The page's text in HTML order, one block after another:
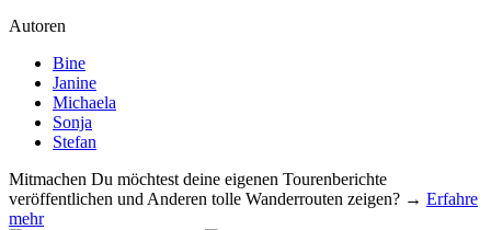
Autoren
Bine
Janine
Michaela
Sonja
Stefan
Mitmachen Du möchtest deine eigenen Tourenberichte
veröffentlichen und Anderen tolle Wanderrouten zeigen? → Erfahre
mehr